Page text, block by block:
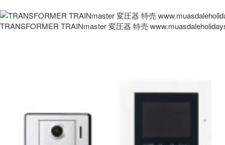
TRANSFORMER TRAINmaster 変圧器 特売